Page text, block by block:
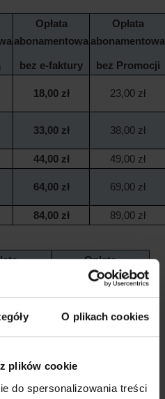
O plikach cookies
plików cookie
do spersonalizowania treści
Opłata
abonamentowa
bez e-faktury
Opłata
abonamentowa
bez Promocji
18,00 zł 23,00 zł
33,00 zł 38,00 zł
44,00 zł
49,00 zł
64,00 zł 69,00 zł
84,00 zł 89,00 zł
Promocji
Opłata
abonamentowa
bez Promocji
zł